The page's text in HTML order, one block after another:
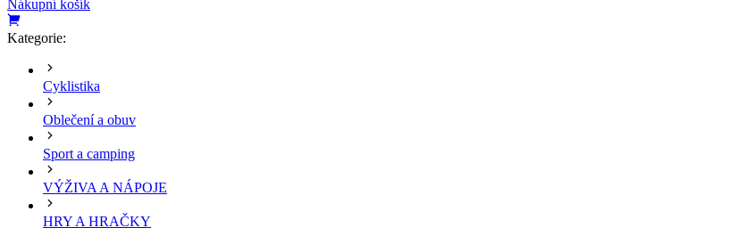
Nákupní košík
Kategorie:
Cyklistika
Oblečení a obuv
Sport a camping
VÝŽIVA A NÁPOJE
HRY A HRAČKY